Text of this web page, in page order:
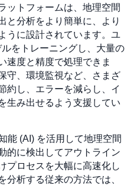
ットフォームは、地理空間
と分析をより簡単に、より
うに設計されています。ユ
をトレーニングし、大量の
速度と精度で処理できま
守、環境監視など、さまざ
約し、エラーを減らし、イ
生み出せるよう支援してい
能 (AI) を活用して地理空間
的に検出してアウトライン
プロセスを大幅に高速化し
分析する従来の方法では、